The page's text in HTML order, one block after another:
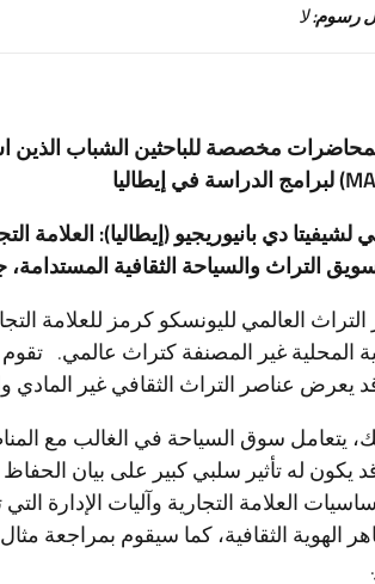
رسوم:لا
مخصصة للباحثين الشباب الذين
لشيفيتا دي بانيوريجيو (إيطاليا): العلامة
التراث والسياحة الثقافية
العالمي لليونسكو كرمز للعلامة
المحلية غير المصنفة كتراث عالمي.
يعرض عناصر التراث الثقافي غير المادي
يتعامل سوق السياحة في الغالب مع
يكون له تأثير سلبي كبير على بيان
العلامة التجارية وآليات الإدارة
الهوية الثقافية، كما سيقوم بمراجعة